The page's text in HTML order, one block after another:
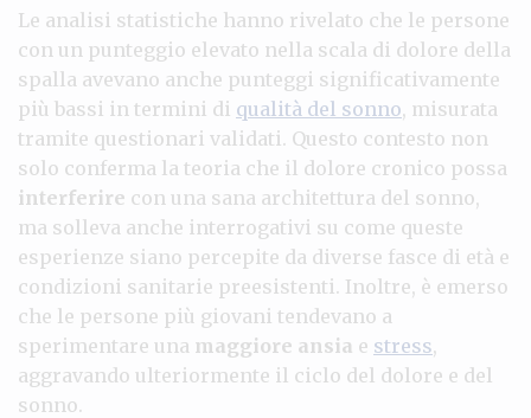
Le analisi statistiche hanno rivelato che le persone
con un punteggio elevato nella scala di dolore della
spalla avevano anche punteggi significativamente
più bassi in termini di qualità del sonno, misurata
tramite questionari validati. Questo contesto non
solo conferma la teoria che il dolore cronico possa
interferire con una sana architettura del sonno,
ma solleva anche interrogativi su come queste
esperienze siano percepite da diverse fasce di età e
condizioni sanitarie preesistenti. Inoltre, è emerso
che le persone più giovani tendevano a
sperimentare una maggiore ansia e stress,
aggravando ulteriormente il ciclo del dolore e del
sonno.